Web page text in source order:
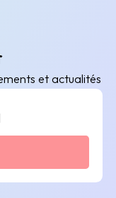
et actualités